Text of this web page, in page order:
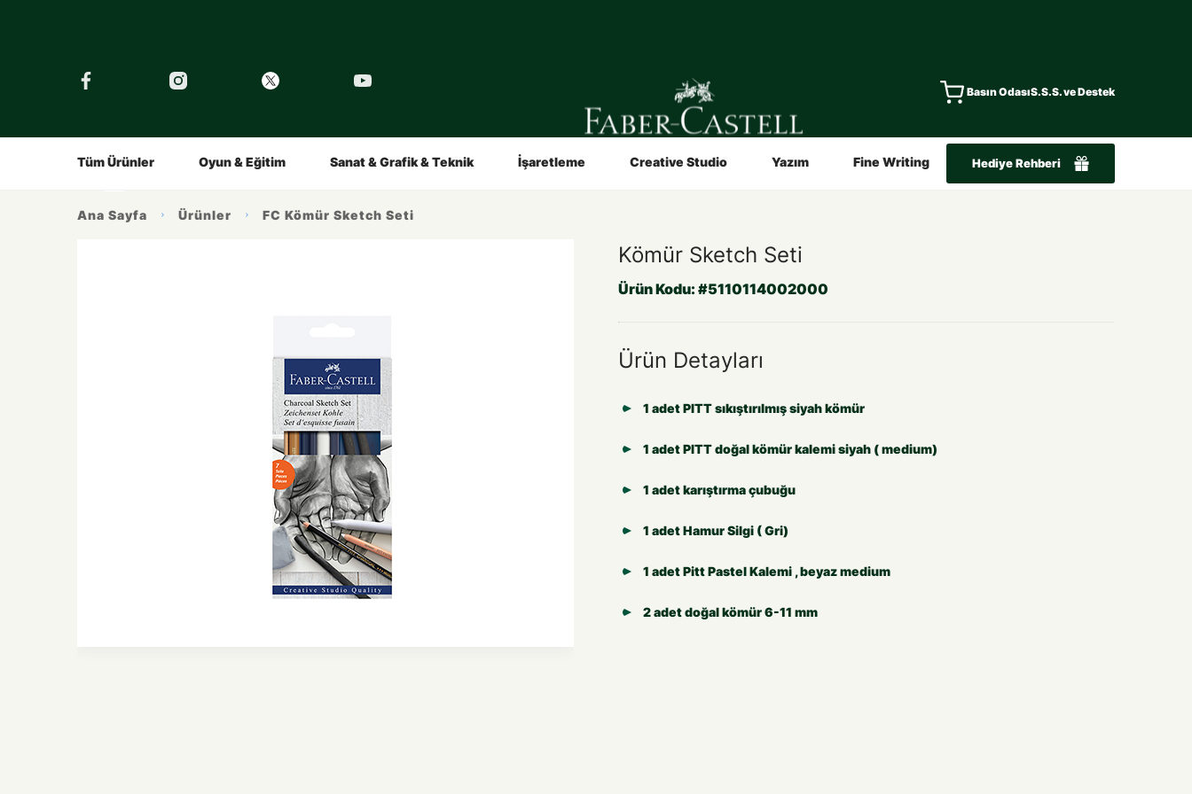
Basın OdasıS.S.S. ve Destek
Ürünlerimiz
Tüm Ürünler Oyun & Eğitim Sanat & Grafik & Teknik İşaretleme Creative Studio Yazım Fine Writing Hediye Rehberi
İlham Alın
Tüm Eğitimler Çocuklar İçin Gençler İçin Sanatçılar İçin Video ve Broşürler
Hakkımızda
Şirket Tarihçe Kalemin Hikayesi
Ana Sayfa Ürünler FC Kömür Sketch Seti
Kömür Sketch Seti
Ürün Kodu: #5110114002000
Ürün Detayları
1 adet PITT sıkıştırılmış siyah kömür
1 adet PITT doğal kömür kalemi siyah ( medium)
1 adet karıştırma çubuğu
1 adet Hamur Silgi ( Gri)
1 adet Pitt Pastel Kalemi , beyaz medium
2 adet doğal kömür 6-11 mm